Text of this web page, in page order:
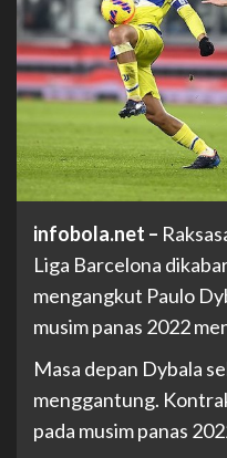
infobola.net –
Liga Barcelona
mengangkut Paulo
musim panas 2022
Masa depan Dybala
menggantung.
pada musim panas